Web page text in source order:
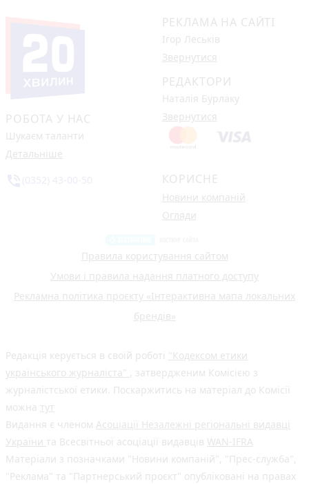
РОБОТА У НАС
Шукаєм таланти
Детальніше
РЕКЛАМА НА САЙТІ
Ігор Леськів
Звернутися
РЕДАКТОРИ
Наталія Бурлаку
Звернутися
КОРИСНЕ
Новини компаній
Огляди
Правила користування сайтом
Умови і правила надання платного доступу
Рекламна політика проєкту «Інтерактивна мапа локальних
брендів»
Редакція керується в своїй роботі "Кодексом етики
українського журналіста" , затвердженим Комісією з
журналістської етики. Поскаржитись на матеріал до Комісії
можна тут
Видання є членом Асоціації Незалежні регіональні видавці
України та Всесвітньої асоціації видавців WAN-IFRA
Матеріали з позначками "Новини компаній", "Прес-служба",
"Реклама" та "Партнерський проєкт" опубліковані на правах